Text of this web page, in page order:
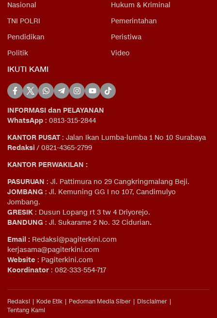
Nasional
Hukum & Kriminal
TNI POLRI
Pemerintahan
Pendidikan
Peristiwa
Politik
Video
IKUTI KAMI
INFORMASI dan PELAYANAN
WhatsApp : 0813-315-2844
KANTOR PUSAT: Jalan Ikan Lumba-lumba 1 No 10 Surabaya
Redaksi / 0821-4365-2799
KANTOR PERWAKILAN :
PASURUAN : Jl. Pattimura no 29 Cangkringmalang Beji.
JOMBANG : Jl. Kemuning GG I no 107, Candimulyo
Jombang.
GRESIK : Dusun Lopang rt 3 tw 4 Driyorejo.
BANDUNG : Jl. Sukarame 2 No. 32 Cidurian.
Email : Redaksi@pagiterkini.com
kerjasama@pagiterkini.com
Website : Pagiterkini.com
Koordinator : 082-333-554-717
Redaksi Kode Etik Pedoman Media Siber
Disclaimer
Tentang Kami